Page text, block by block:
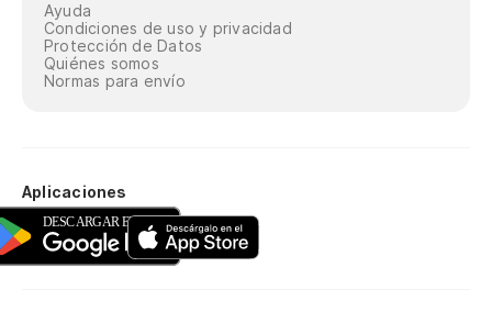
Ayuda
Condiciones de uso y privacidad
Protección de Datos
Quiénes somos
Normas para envío
Aplicaciones